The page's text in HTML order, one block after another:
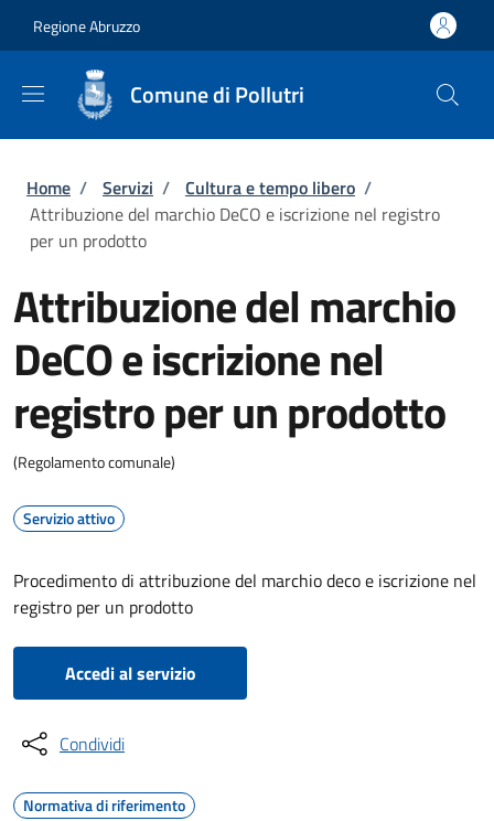
Regione Abruzzo
Comune di Pollutri
Briciole di pane
Home / Servizi / Cultura e tempo libero /
Attribuzione del marchio DeCO e iscrizione nel registro
per un prodotto
Attribuzione del marchio
DeCO e iscrizione nel
registro per un prodotto
(Regolamento comunale)
Servizio attivo
Procedimento di attribuzione del marchio deco e iscrizione nel
registro per un prodotto
Accedi al servizio
Condividi
Normativa di riferimento